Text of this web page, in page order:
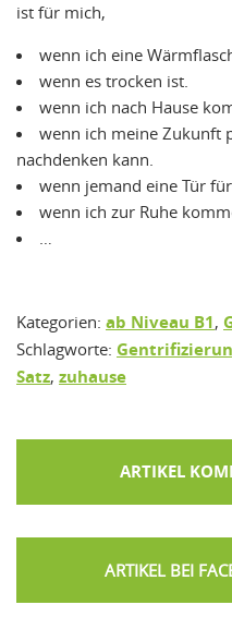
ist für mich,
wenn ich eine
wenn es trocken ist.
wenn ich nach Hause
wenn ich meine Zukunft
nachdenken kann.
wenn jemand eine Tür
wenn ich zur Ruhe
…
Kategorien: ab Niveau B1,
Schlagworte:
Satz, zuhause
ARTIKEL